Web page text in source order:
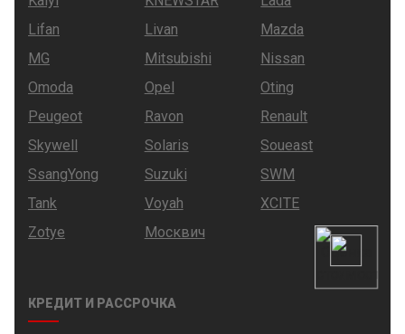
Lifan
Livan
Mazda
MG
Mitsubishi
Nissan
Omoda
Opel
Oting
Peugeot
Ravon
Renault
Skywell
Solaris
Soueast
SsangYong
Suzuki
SWM
Tank
Voyah
XCITE
Zotye
Москвич
КРЕДИТ И РАССРОЧКА